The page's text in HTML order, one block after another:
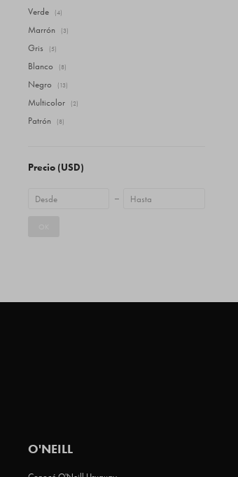
Precio (USD)
Verde (4)
Marrón (3)
Gris (5)
Blanco (8)
Negro (13)
Multicolor (2)
Patrón (8)
O'NEILL